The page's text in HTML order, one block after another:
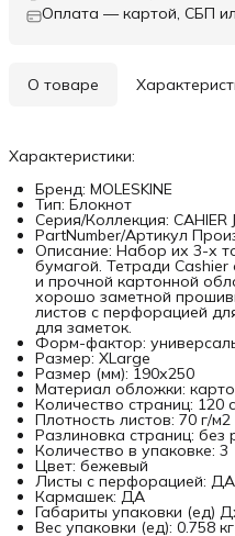
Оплата — картой, СБП
О товаре
Характеристики:
Бренд: MOLESKINE
Тип: Блокнот
Серия/Коллекция: CAHIER
PartNumber/Артикул
Описание: Набор их 3-х
бумагой. Тетради Cashier
и прочной картонной
хорошо заметной
листов с перфорацией
для заметок.
Форм-фактор:
Размер: XLarge
Размер (мм): 190х250
Материал обложки:
Количество страниц: 120
Плотность листов: 70 г/м2
Разлиновка страниц: без
Количество в упаковке: 3
Цвет: бежевый
Листы с перфорацией: ДА
Кармашек: ДА
Габариты упаковки (ед)
Вес упаковки (ед): 0.758 кг